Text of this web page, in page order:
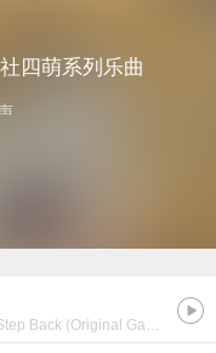
四萌系列乐曲
(Original Game Soundtrack)